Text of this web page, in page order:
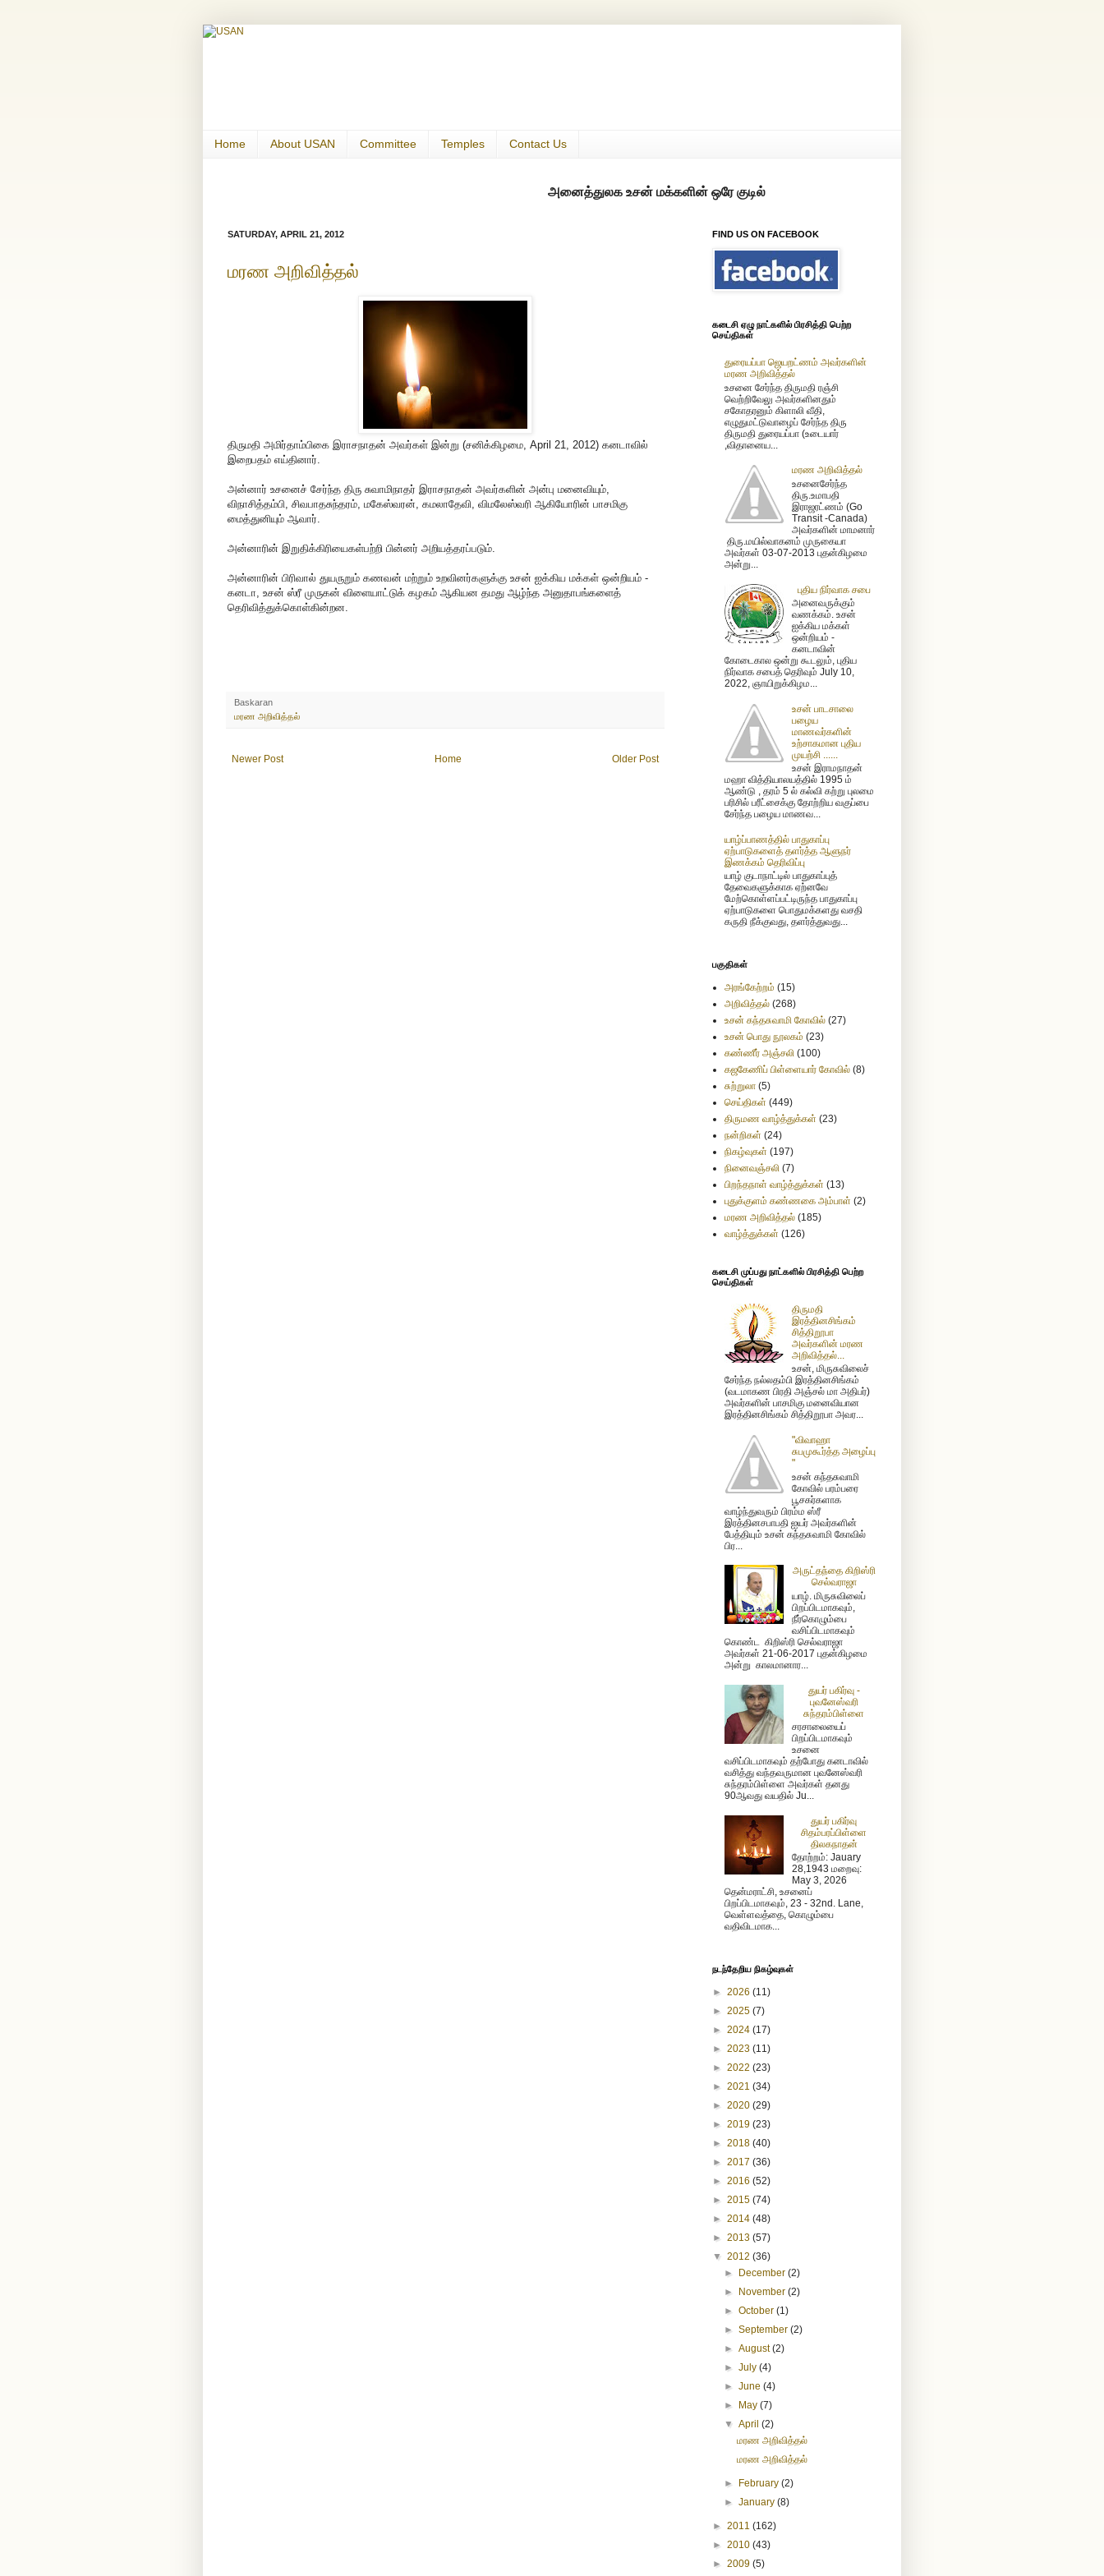
Home About USAN Committee Temples Contact Us
அனைத்துலக உசன் மக்களின் ஒரே குடில்
SATURDAY, APRIL 21, 2012
மரண அறிவித்தல்
திருமதி அமிர்தாம்பிகை இராசநாதன் அவர்கள் இன்று (சனிக்கிழமை, April 21, 2012) கனடாவில்
இறைபதம் எய்தினார்.
அன்னார் உசனைச் சேர்ந்த திரு சுவாமிநாதர் இராசநாதன் அவர்களின் அன்பு மனைவியும்,
விநாசித்தம்பி, சிவபாதசுந்தரம், மகேஸ்வரன், கமலாதேவி, விமலேஸ்வரி ஆகியோரின் பாசமிகு
மைத்துனியும் ஆவார்.
அன்னாரின் இறுதிக்கிரியைகள்பற்றி பின்னர் அறியத்தரப்படும்.
அன்னாரின் பிரிவால் துயருறும் கணவன் மற்றும் உறவினர்களுக்கு உசன் ஐக்கிய மக்கள் ஒன்றியம் -
கனடா, உசன் ஸ்ரீ முருகன் விளையாட்டுக் கழகம் ஆகியன தமது ஆழ்ந்த அனுதாபங்களைத்
தெரிவித்துக்கொள்கின்றன.
Baskaran
மரண அறிவித்தல்
Newer Post Older Post
Home
FIND US ON FACEBOOK
கடைசி ஏழு நாட்களில் பிரசித்தி பெற்ற
செய்திகள்
துரையப்பா ஜெயறட்ணம் அவர்களின்
மரண அறிவித்தல்
உசனை சேர்ந்த திருமதி ரஞ்சி
வெற்றிவேலு அவர்களினதும்
சகோதரனும் கிளாலி வீதி,
எழுதுமட்டுவாழைப் சேர்ந்த திரு
திருமதி துரையப்பா (உடையார்
,விதானைய...
மரண அறிவித்தல்
உசனைசேர்ந்த
திரு.உமாபதி
இராஜரட்ணம் (Go
Transit -Canada)
அவர்களின் மாமனார்
திரு.மயில்வாகனம் முருகையா
அவர்கள் 03-07-2013 புதன்கிழமை
அன்று...
புதிய நிர்வாக சபை
அனைவருக்கும்
வணக்கம். உசன்
ஐக்கிய மக்கள்
ஒன்றியம் -
கனடாவின்
கோடைகால ஒன்று கூடலும், புதிய
நிர்வாக சபைத் தெரிவும் July 10,
2022, ஞாயிறுக்கிழம...
உசன் பாடசாலை
பழைய
மாணவர்களின்
உற்சாகமான புதிய
முயற்சி ......
உசன் இராமநாதன்
மஹா வித்தியாலயத்தில் 1995 ம்
ஆண்டு , தரம் 5 ல் கல்வி கற்று புலமை
பரிசில் பரீட்சைக்கு தோற்றிய வகுப்பை
சேர்ந்த பழைய மாணவ...
யாழ்ப்பாணத்தில் பாதுகாப்பு
ஏற்பாடுகளைத் தளர்த்த ஆளுநர்
இணக்கம் தெரிவிப்பு
யாழ் குடாநாட்டில் பாதுகாப்புத்
தேவைகளுக்காக ஏற்னவே
மேற்கொள்ளப்பட்டிருந்த பாதுகாப்பு
ஏற்பாடுகளை பொதுமக்களது வசதி
கருதி நீக்குவது, தளர்த்துவது...
பகுதிகள்
அரங்கேற்றம் (15)
அறிவித்தல் (268)
உசன் கந்தசுவாமி கோவில் (27)
உசன் பொது நூலகம் (23)
கண்ணீர் அஞ்சலி (100)
கஜகேணிப் பிள்ளையார் கோவில் (8)
சுற்றுலா (5)
செய்திகள் (449)
திருமண வாழ்த்துக்கள் (23)
நன்றிகள் (24)
நிகழ்வுகள் (197)
நினைவஞ்சலி (7)
பிறந்தநாள் வாழ்த்துக்கள் (13)
புதுக்குளம் கண்ணகை அம்பாள் (2)
மரண அறிவித்தல் (185)
வாழ்த்துக்கள் (126)
கடைசி முப்பது நாட்களில் பிரசித்தி பெற்ற
செய்திகள்
திருமதி
இரத்தினசிங்கம்
சித்திறூபா
அவர்களின் மரண
அறிவித்தல்...
உசன், மிருசுவிலைச்
சேர்ந்த நல்லதம்பி இரத்தினசிங்கம்
(வடமாகண பிரதி அஞ்சல் மா அதிபர்)
அவர்களின் பாசமிகு மனைவியான
இரத்தினசிங்கம் சித்திறூபா அவர...
"விவாஹா
சுபமுகூர்த்த அழைப்பு
"
உசன் கந்தசுவாமி
கோவில் பரம்பரை
பூசகர்களாக
வாழ்ந்துவரும் பிரம்ம ஸ்ரீ
இரத்தினசபாபதி ஐயர் அவர்களின்
பேத்தியும் உசன் கந்தசுவாமி கோவில்
பிர...
அருட்தந்தை கிறிஸ்ரி
செல்வராஜா
யாழ். மிருசுவிலைப்
பிறப்பிடமாகவும்,
நீர்கொழும்பை
வசிப்பிடமாகவும்
கொண்ட கிறிஸ்ரி செல்வராஜா
அவர்கள் 21-06-2017 புதன்கிழமை
அன்று காலமானார...
துயர் பகிர்வு -
புவனேஸ்வரி
சுந்தரம்பிள்ளை
சரசாலையைப்
பிறப்பிடமாகவும்
உசனை
வசிப்பிடமாகவும் தற்போது கனடாவில்
வசித்து வந்தவருமான புவனேஸ்வரி
சுந்தரம்பிள்ளை அவர்கள் தனது
90ஆவது வயதில் Ju...
துயர் பகிர்வு
சிதம்பரப்பிள்ளை
திலகநாதன்
தோற்றம்: Jauary
28,1943 மறைவு:
May 3, 2026
தென்மராட்சி, உசனைப்
பிறப்பிடமாகவும், 23 - 32nd. Lane,
வெள்ளவத்தை, கொழும்பை
வதிவிடமாக...
நடந்தேறிய நிகழ்வுகள்
► 2026 (11)
► 2025 (7)
► 2024 (17)
► 2023 (11)
► 2022 (23)
► 2021 (34)
► 2020 (29)
► 2019 (23)
► 2018 (40)
► 2017 (36)
► 2016 (52)
► 2015 (74)
► 2014 (48)
► 2013 (57)
▼ 2012 (36)
► December(2)
► November(2)
►October(1)
►September(2)
►August(2)
►July(4)
►June(4)
► May(7)
▼ April(2)
மரண அறிவித்தல்
மரண அறிவித்தல்
► February(2)
►January(8)
► 2011 (162)
► 2010 (43)
► 2009 (5)